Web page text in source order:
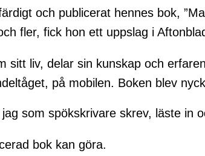
och publicerat hennes bok,
fler, fick hon ett uppslag i
sitt liv, delar sin kunskap och
på mobilen. Boken blev
bok kan göra.